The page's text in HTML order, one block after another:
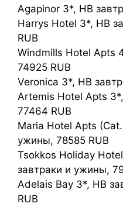
Agapinor 3*, HB
Harrys Hotel 3*, HB
RUB
Windmills Hotel Apts
74925 RUB
Veronica 3*, HB
Artemis Hotel Apts
77464 RUB
Maria Hotel Apts
ужины, 78585 RUB
Tsokkos Holiday
завтраки и ужины,
Adelais Bay 3*, HB
RUB